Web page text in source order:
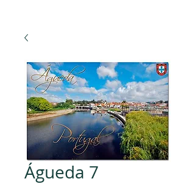
Águeda 7